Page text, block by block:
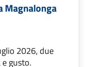
Magnalonga
2026, due
gusto.